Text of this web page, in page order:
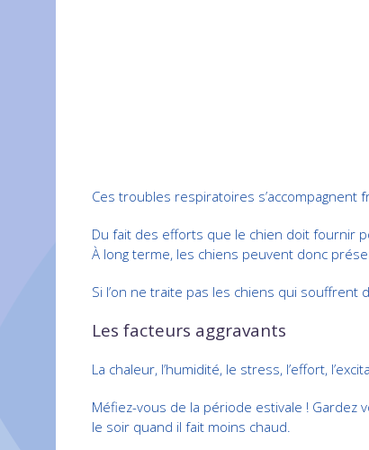
Ces troubles respiratoires
Du fait des efforts que le chien doit fournir
À long terme, les chiens peuvent donc
Si l’on ne traite pas les chiens qui
Les facteurs aggravants
La chaleur, l’humidité, le stress, l’effort,
Méfiez-vous de la période estivale !
le soir quand il fait moins chaud.